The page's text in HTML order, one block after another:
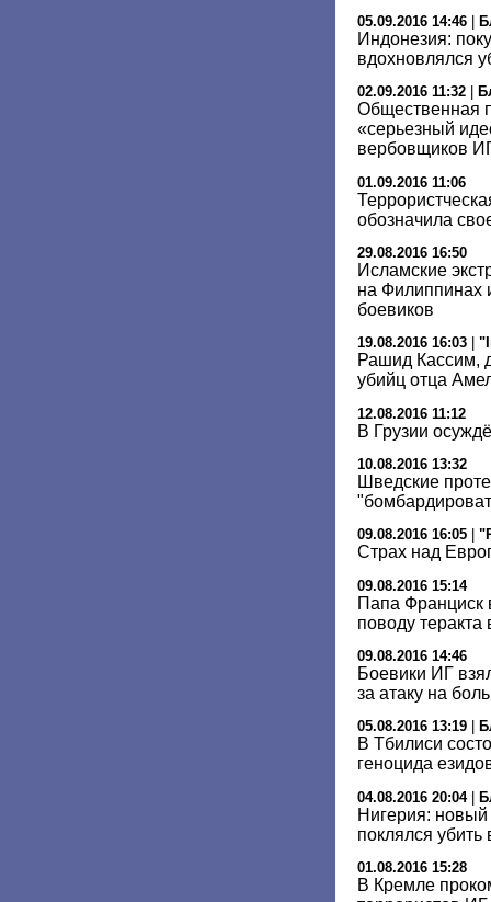
05.09.2016 14:46
Индонезия:
вдохновлялся
02.09.2016 11:32
Общественная
«серьезный
вербовщиков
01.09.2016 11:06
обозначила
29.08.2016 16:50
Исламские
на Филиппинах
боевиков
19.08.2016 16:03
Рашид Кассим,
убийц отца
12.08.2016 11:12
В Грузии
10.08.2016 13:32
Шведские
09.08.2016 16:05
Страх над
09.08.2016 15:14
Папа Франциск
поводу теракта
09.08.2016 14:46
Боевики ИГ
за атаку на
05.08.2016 13:19
В Тбилиси
геноцида
04.08.2016 20:04|
Нигерия:
поклялся убить
01.08.2016 15:28
В Кремле